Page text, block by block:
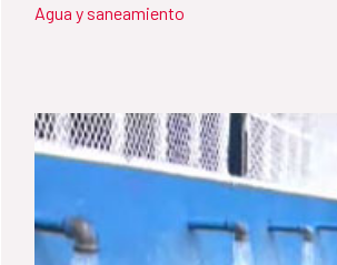
Agua y saneamiento